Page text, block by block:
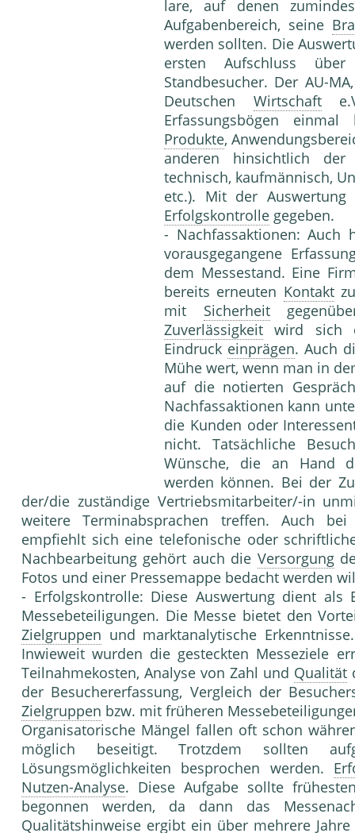
lare, auf denen
Aufgabenbereich, seine
werden sollten. Die
ersten Aufschluss
Standbesucher. Der AU-
Deutschen Wirtschaft
Erfassungsbögen
Produkte,
anderen hinsichtlich der
technisch, kaufmännisch,
etc.). Mit der
Erfolgskontrolle gegeben.
- Nachfassaktionen: Auch
vorausgegangene
dem Messestand. Eine
bereits erneuten Kontaktzu
mit Sicherheit
Zuverlässigkeit wird sich
Eindruck einprägen. Auch
Mühe wert, wenn man in
auf die notierten
Nachfassaktionen kann
die Kunden oder
nicht. Tatsächliche
Wünsche, die an Hand
werden können. Bei der
der/die zuständige Vertriebsmitarbeiter/-in
weitere Terminabsprachen treffen. Auch
empfiehlt sich eine telefonische oder
Nachbearbeitung gehört auch die Versorgung
Fotos und einer Pressemappe bedacht werden
- Erfolgskontrolle: Diese Auswertung dient als
Messebeteiligungen. Die Messe bietet den
Zielgruppen und marktanalytische
Inwieweit wurden die gesteckten Messeziele
Teilnahmekosten, Analyse von Zahl und Qualität
der Besuchererfassung, Vergleich der
Zielgruppen bzw. mit früheren
Organisatorische Mängel fallen oft schon
möglich beseitigt. Trotzdem sollten
Lösungsmöglichkeiten besprochen werden.
Nutzen-Analyse. Diese Aufgabe sollte
begonnen werden, da dann das
Qualitätshinweise ergibt ein über mehrere